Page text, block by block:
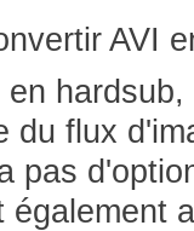
AVI
du flux
pas
également